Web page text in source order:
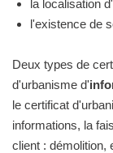
la localisation
l'existence de
Deux types de
d'urbanisme d'
le certificat
informations, la
client : démolition,